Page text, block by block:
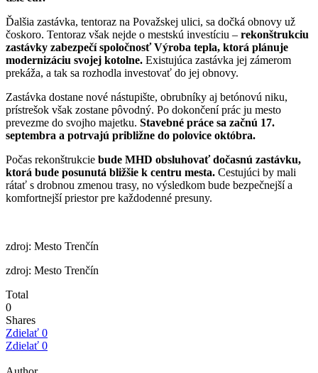
Ďalšia zastávka, tentoraz na Považskej ulici, sa dočká obnovy už
čoskoro. Tentoraz však nejde o mestskú investíciu – rekonštrukciu
zastávky zabezpečí spoločnosť Výroba tepla, ktorá plánuje
modernizáciu svojej kotolne. Existujúca zastávka jej zámerom
prekáža, a tak sa rozhodla investovať do jej obnovy.
Zastávka dostane nové nástupište, obrubníky aj betónovú niku,
prístrešok však zostane pôvodný. Po dokončení prác ju mesto
prevezme do svojho majetku. Stavebné práce sa začnú 17.
septembra a potrvajú približne do polovice októbra.
Počas rekonštrukcie bude MHD obsluhovať dočasnú zastávku,
ktorá bude posunutá bližšie k centru mesta. Cestujúci by mali
rátať s drobnou zmenou trasy, no výsledkom bude bezpečnejší a
komfortnejší priestor pre každodenné presuny.
zdroj: Mesto Trenčín
zdroj: Mesto Trenčín
Total
0
Shares
Zdielať 0
Zdielať 0